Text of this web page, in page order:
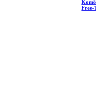
Free-